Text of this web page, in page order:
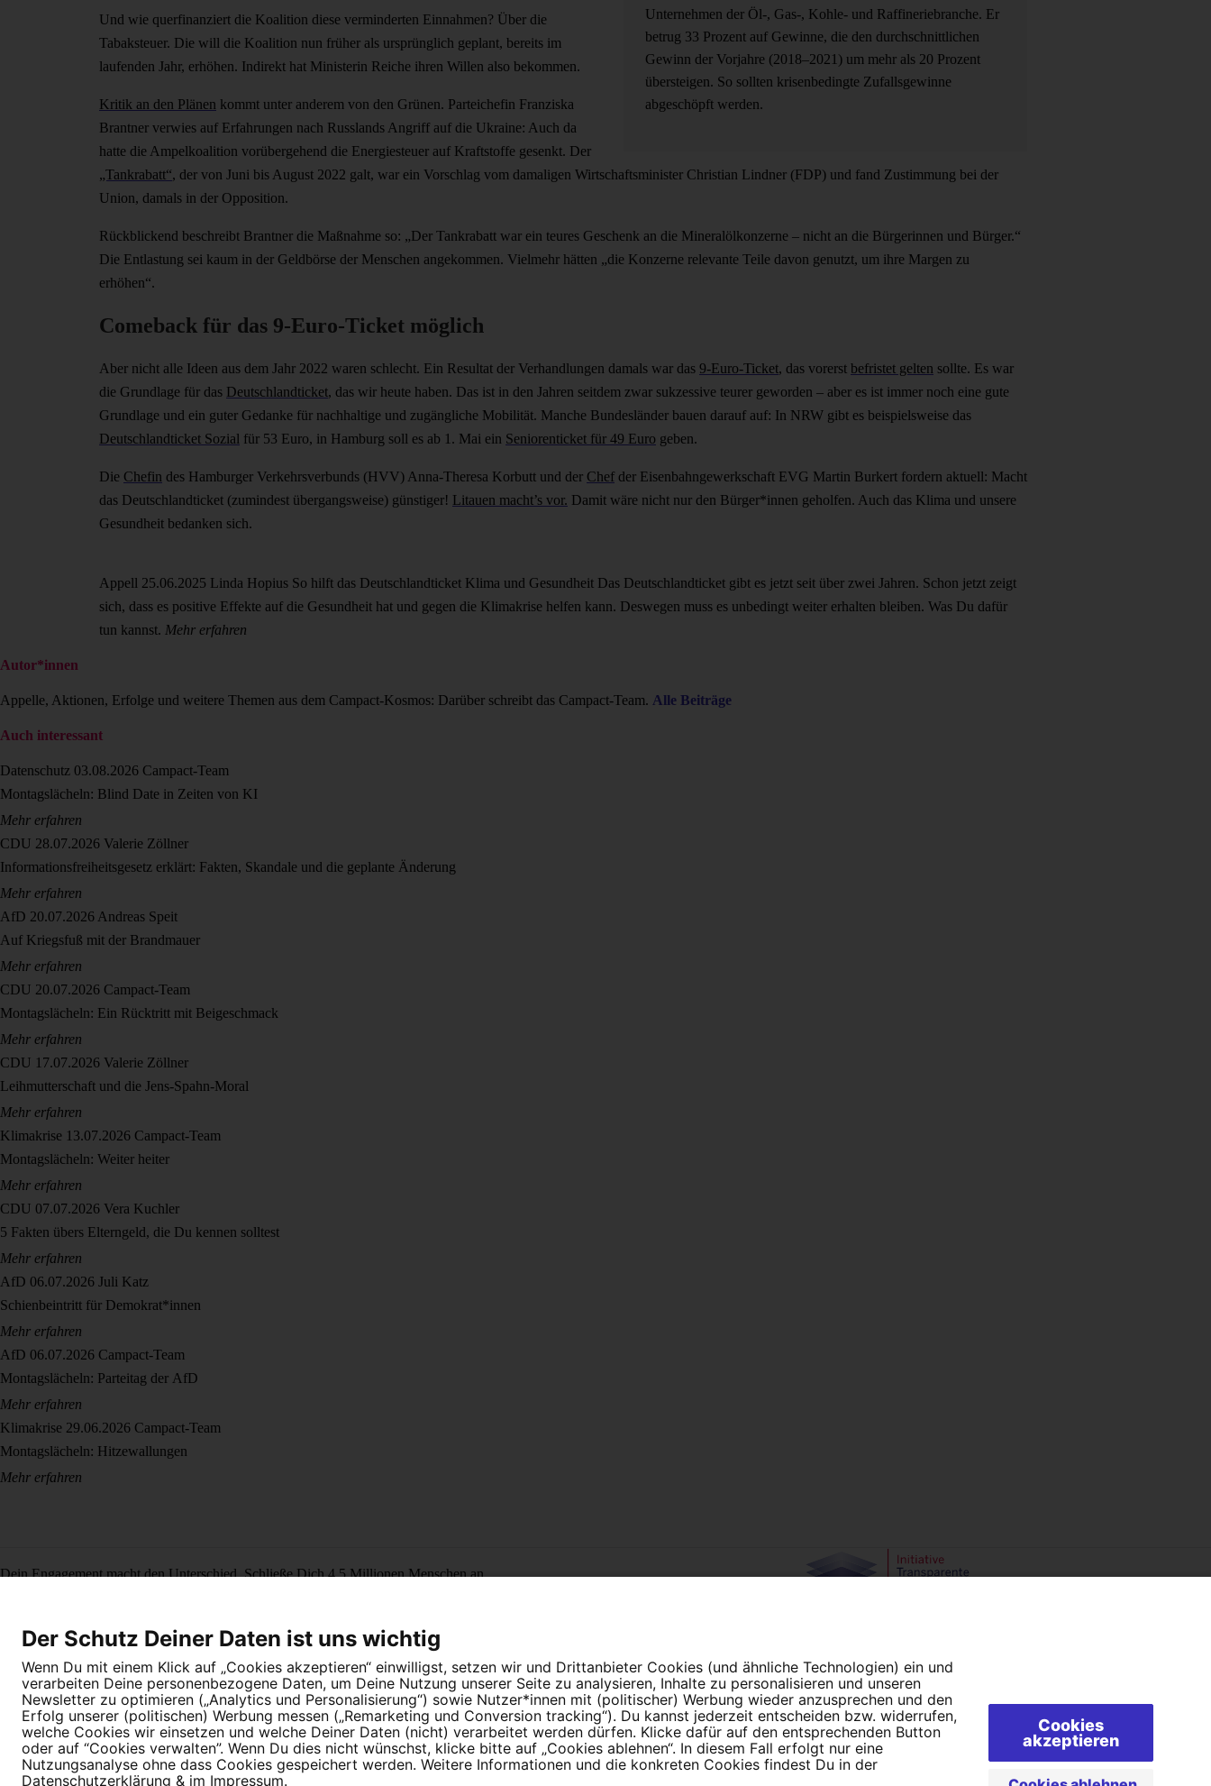
Unternehmen der Öl-, Gas-, Kohle- und Raffineriebranche. Er
betrug 33 Prozent auf Gewinne, die den durchschnittlichen
Gewinn der Vorjahre (2018–2021) um mehr als 20 Prozent
übersteigen. So sollten krisenbedingte Zufallsgewinne
abgeschöpft werden.
Und wie querfinanziert die Koalition diese verminderten Einnahmen? Über die
Tabaksteuer. Die will die Koalition nun früher als ursprünglich geplant, bereits im
laufenden Jahr, erhöhen. Indirekt hat Ministerin Reiche ihren Willen also bekommen.
Kritik an den Plänen kommt unter anderem von den Grünen. Parteichefin Franziska
Brantner verwies auf Erfahrungen nach Russlands Angriff auf die Ukraine: Auch da
hatte die Ampelkoalition vorübergehend die Energiesteuer auf Kraftstoffe gesenkt. Der
„Tankrabatt“, der von Juni bis August 2022 galt, war ein Vorschlag vom damaligen Wirtschaftsminister Christian Lindner (FDP) und fand Zustimmung bei der
Union, damals in der Opposition.
Rückblickend beschreibt Brantner die Maßnahme so: „Der Tankrabatt war ein teures Geschenk an die Mineralölkonzerne – nicht an die Bürgerinnen und Bürger.“
Die Entlastung sei kaum in der Geldbörse der Menschen angekommen. Vielmehr hätten „die Konzerne relevante Teile davon genutzt, um ihre Margen zu
erhöhen“.
Comeback für das 9-Euro-Ticket möglich
Aber nicht alle Ideen aus dem Jahr 2022 waren schlecht. Ein Resultat der Verhandlungen damals war das 9-Euro-Ticket, das vorerst befristet gelten sollte. Es war
die Grundlage für das Deutschlandticket, das wir heute haben. Das ist in den Jahren seitdem zwar sukzessive teurer geworden – aber es ist immer noch eine gute
Grundlage und ein guter Gedanke für nachhaltige und zugängliche Mobilität. Manche Bundesländer bauen darauf auf: In NRW gibt es beispielsweise das
Deutschlandticket Sozial für 53 Euro, in Hamburg soll es ab 1. Mai ein Seniorenticket für 49 Euro geben.
Die Chefin des Hamburger Verkehrsverbunds (HVV) Anna-Theresa Korbutt und der Chef der Eisenbahngewerkschaft EVG Martin Burkert fordern aktuell: Macht
das Deutschlandticket (zumindest übergangsweise) günstiger! Litauen macht’s vor. Damit wäre nicht nur den Bürger*innen geholfen. Auch das Klima und unsere
Gesundheit bedanken sich.
Appell 25.06.2025 Linda Hopius So hilft das Deutschlandticket Klima und Gesundheit Das Deutschlandticket gibt es jetzt seit über zwei Jahren. Schon jetzt zeigt
sich, dass es positive Effekte auf die Gesundheit hat und gegen die Klimakrise helfen kann. Deswegen muss es unbedingt weiter erhalten bleiben. Was Du dafür
tun kannst. Mehr erfahren
Autor*innen
Appelle, Aktionen, Erfolge und weitere Themen aus dem Campact-Kosmos: Darüber schreibt das Campact-Team. Alle Beiträge
Auch interessant
Datenschutz 03.08.2026 Campact-Team
Montagslächeln: Blind Date in Zeiten von KI
Mehr erfahren
CDU 28.07.2026 Valerie Zöllner
Informationsfreiheitsgesetz erklärt: Fakten, Skandale und die geplante Änderung
Mehr erfahren
AfD 20.07.2026 Andreas Speit
Auf Kriegsfuß mit der Brandmauer
Mehr erfahren
CDU 20.07.2026 Campact-Team
Montagslächeln: Ein Rücktritt mit Beigeschmack
Mehr erfahren
CDU 17.07.2026 Valerie Zöllner
Leihmutterschaft und die Jens-Spahn-Moral
Mehr erfahren
Klimakrise 13.07.2026 Campact-Team
Montagslächeln: Weiter heiter
Mehr erfahren
CDU 07.07.2026 Vera Kuchler
5 Fakten übers Elterngeld, die Du kennen solltest
Mehr erfahren
AfD 06.07.2026 Juli Katz
Schienbeintritt für Demokrat*innen
Mehr erfahren
AfD 06.07.2026 Campact-Team
Montagslächeln: Parteitag der AfD
Mehr erfahren
Klimakrise 29.06.2026 Campact-Team
Montagslächeln: Hitzewallungen
Mehr erfahren
Dein Engagement macht den Unterschied. Schließe Dich 4,5 Millionen Menschen an.
SozialBank
Direkt online spenden
NewsletterHilfe und FAQ KontaktDatenschutzImpressumCookie Einstellungen
Der Schutz Deiner Daten ist uns wichtig
Wenn Du mit einem Klick auf „Cookies akzeptieren“ einwilligst, setzen wir und Drittanbieter Cookies (und ähnliche Technologien) ein und
verarbeiten Deine personenbezogene Daten, um Deine Nutzung unserer Seite zu analysieren, Inhalte zu personalisieren und unseren
Newsletter zu optimieren („Analytics und Personalisierung“) sowie Nutzer*innen mit (politischer) Werbung wieder anzusprechen und den
Erfolg unserer (politischen) Werbung messen („Remarketing und Conversion tracking“). Du kannst jederzeit entscheiden bzw. widerrufen,
welche Cookies wir einsetzen und welche Deiner Daten (nicht) verarbeitet werden dürfen. Klicke dafür auf den entsprechenden Button
oder auf “Cookies verwalten”. Wenn Du dies nicht wünschst, klicke bitte auf „Cookies ablehnen“. In diesem Fall erfolgt nur eine
Nutzungsanalyse ohne dass Cookies gespeichert werden. Weitere Informationen und die konkreten Cookies findest Du in der
Datenschutzerklärung & im Impressum.
Cookies
akzeptieren